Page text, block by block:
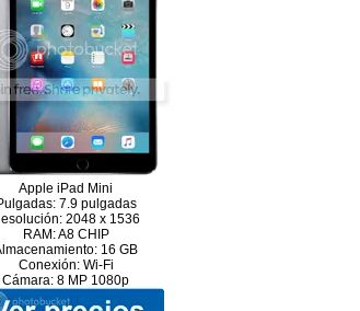
Apple iPad Mini
7.9 pulgadas
2048 x 1536
RAM: A8 CHIP
16 GB
Conexión: Wi-Fi
Cámara: 8 MP 1080p